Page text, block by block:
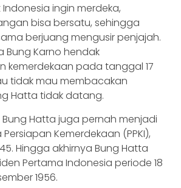
ingin merdeka,
bisa bersatu, sehingga
berjuang mengusir penjajah.
Bung Karno hendak
kemerdekaan pada tanggal 17
tidak mau membacakan
Hatta tidak datang.
Bung Hatta juga pernah menjadi
Kemerdekaan (PPKI),
Hingga akhirnya Bung Hatta
Pertama Indonesia periode 18
1956.